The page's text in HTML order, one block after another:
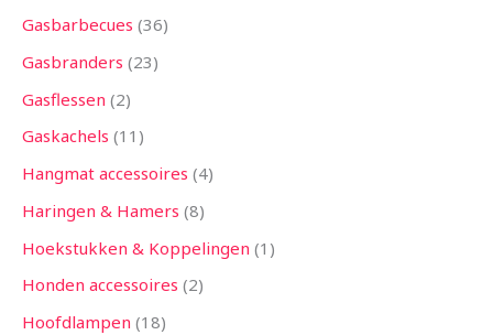
Gasbarbecues 36
Gasbranders 23
Gasflessen 2
Gaskachels 11
Hangmat accessoires 4
Haringen & Hamers 8
Hoekstukken & Koppelingen 1
Honden accessoires 2
Hoofdlampen 18